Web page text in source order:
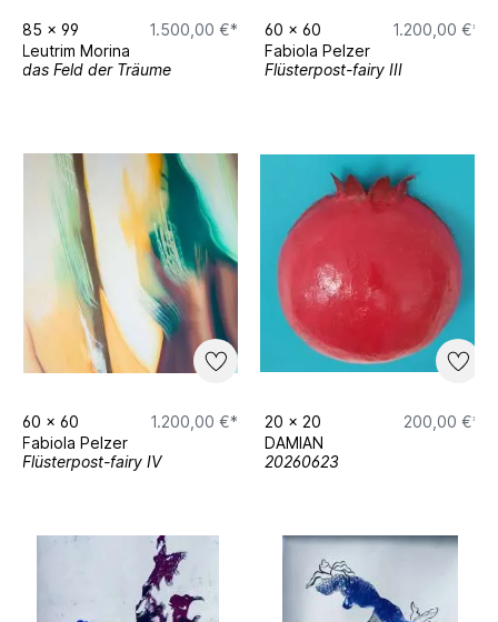
85 x 99
1.500,00 €*
Leutrim Morina
das Feld der Träume
60 x 60
1.200,00 €*
Fabiola Pelzer
Flüsterpost-fairy III
60 x 60
1.200,00 €*
Fabiola Pelzer
Flüsterpost-fairy IV
20 x 20
200,00 €*
DAMIAN
20260623